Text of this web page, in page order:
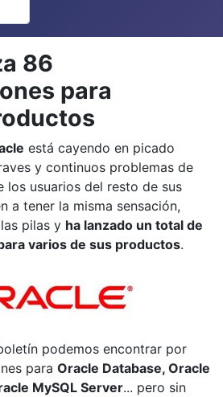
86
para
está cayendo en picado
y continuos problemas de
los usuarios del resto de sus
a tener la misma sensación,
pilas y ha lanzado un total de
varios de sus productos.
podemos encontrar por
para Oracle Database, Oracle
MySQL Server... pero sin